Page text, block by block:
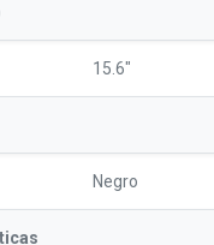
15.6"
Negro